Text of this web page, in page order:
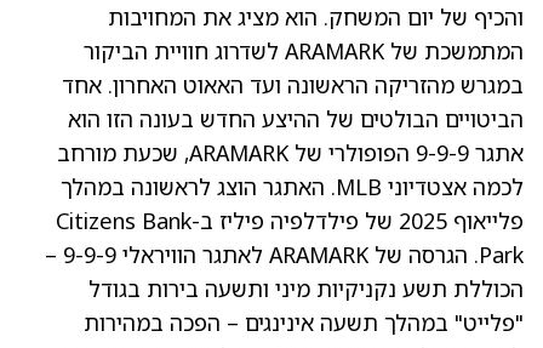
והכיף של יום המשחק. הוא מציג את המחויבות
המתמשכת של ARAMARK לשדרוג חוויית הביקור
במגרש מהזריקה הראשונה ועד האאוט האחרון. אחד
הביטויים הבולטים של ההיצע החדש בעונה הזו הוא
אתגר 9-9-9 הפופולרי של ARAMARK, שכעת מורחב
לכמה אצטדיוני MLB. האתגר הוצג לראשונה במהלך
פלייאוף 2025 של פילדלפיה פיליז ב-Citizens Bank
Park. הגרסה של ARAMARK לאתגר הוויראלי 9-9-9 –
הכוללת תשע נקניקיות מיני ותשעה בירות בגודל
"פלייט" במהלך תשעה אינינגים – הפכה במהירות